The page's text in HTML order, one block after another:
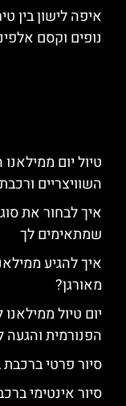
איפה לישון בין
נופים וקסם
טיול יום
השוויצריים
איך לבחור את
שמתאימים לך
איך להגיע
מאורגן?
יום טיול
הפנורמית והגעה
סיור פרטי
סיור אינטימי